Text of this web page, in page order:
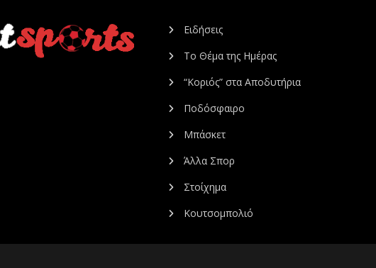
Ειδήσεις
Το Θέμα της Ημέρας
“Κοριός” στα Αποδυτήρια
Ποδόσφαιρο
Μπάσκετ
Άλλα Σπορ
Στοίχημα
Κουτσομπολιό